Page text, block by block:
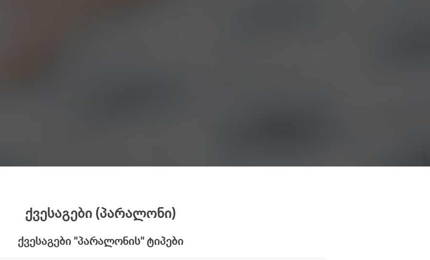
ქვესაგები (პარალონი)
ქვესაგები "პარალონის" ტიპები